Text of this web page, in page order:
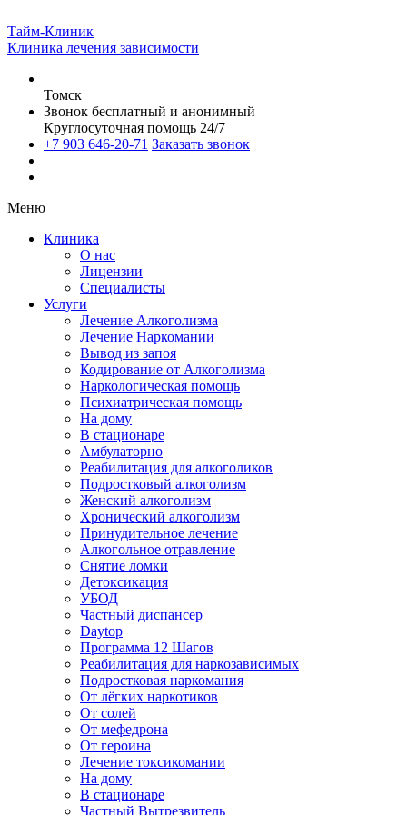
Тайм-Клиник
Клиника лечения зависимости
Томск
Звонок бесплатный и анонимный
Круглосуточная помощь 24/7
+7 903 646-20-71 Заказать звонок
Меню
Клиника
О нас
Лицензии
Специалисты
Услуги
Лечение Алкоголизма
Лечение Наркомании
Вывод из запоя
Кодирование от Алкоголизма
Наркологическая помощь
Психиатрическая помощь
На дому
В стационаре
Амбулаторно
Реабилитация для алкоголиков
Подростковый алкоголизм
Женский алкоголизм
Хронический алкоголизм
Принудительное лечение
Алкогольное отравление
Снятие ломки
Детоксикация
УБОД
Частный диспансер
Daytop
Программа 12 Шагов
Реабилитация для наркозависимых
Подростковая наркомания
От лёгких наркотиков
От солей
От мефедрона
От героина
Лечение токсикомании
На дому
В стационаре
Частный Вытрезвитель